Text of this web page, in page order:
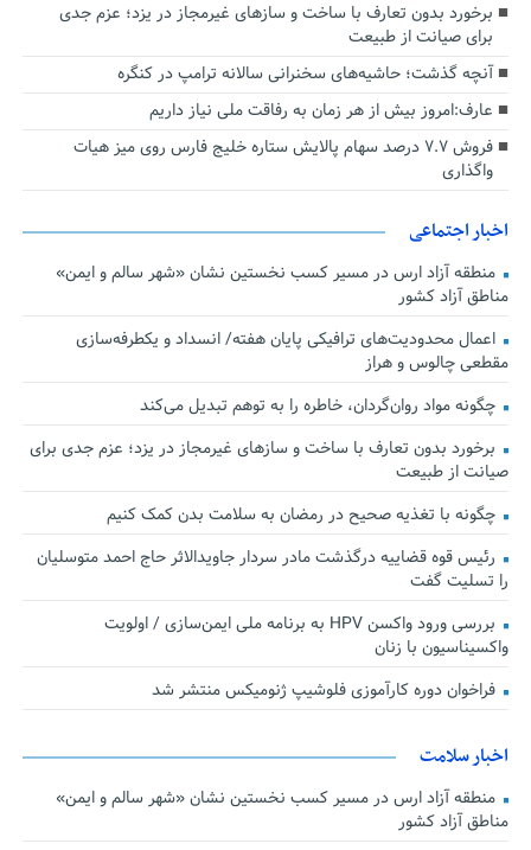
برخورد بدون تعارف با ساخت‌ و سازهای غیرمجاز در یزد؛ عزم جدی
برای صیانت از طبیعت
آنچه گذشت؛ حاشیه‌های سخنرانی سالانه ترامپ در کنگره
عارف:امروز بیش از هر زمان به رفاقت ملی نیاز داریم
فروش ۷.۷ درصد سهام پالایش ستاره خلیج فارس روی میز هیات
واگذاری
اخبار اجتماعی
منطقه آزاد ارس در مسیر کسب نخستین نشان «شهر سالم و ایمن»
مناطق آزاد کشور
اعمال محدودیت‌های ترافیکی پایان هفته/ انسداد و یکطرفه‌سازی
مقطعی چالوس و هراز
چگونه مواد روان‌گردان، خاطره را به توهم تبدیل می‌کند
برخورد بدون تعارف با ساخت‌ و سازهای غیرمجاز در یزد؛ عزم جدی برای
صیانت از طبیعت
چگونه با تغذیه صحیح در رمضان به سلامت بدن کمک کنیم
رئیس قوه قضاییه درگذشت مادر سردار جاویدالاثر حاج احمد متوسلیان
را تسلیت گفت
بررسی ورود واکسن HPV به برنامه ملی ایمن‌سازی / اولویت
واکسیناسیون با زنان
فراخوان دوره کارآموزی فلوشیپ ژنومیکس منتشر شد
اخبار سلامت
منطقه آزاد ارس در مسیر کسب نخستین نشان «شهر سالم و ایمن»
مناطق آزاد کشور